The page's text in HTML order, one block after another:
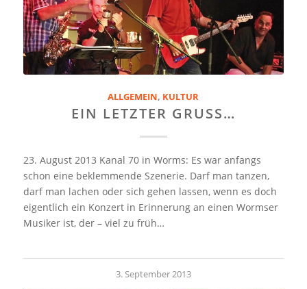
ALLGEMEIN, KULTUR
EIN LETZTER GRUSS…
23. August 2013 Kanal 70 in Worms: Es war anfangs
schon eine beklemmende Szenerie. Darf man tanzen,
darf man lachen oder sich gehen lassen, wenn es doch
eigentlich ein Konzert in Erinnerung an einen Wormser
Musiker ist, der – viel zu früh…
3. September 2013